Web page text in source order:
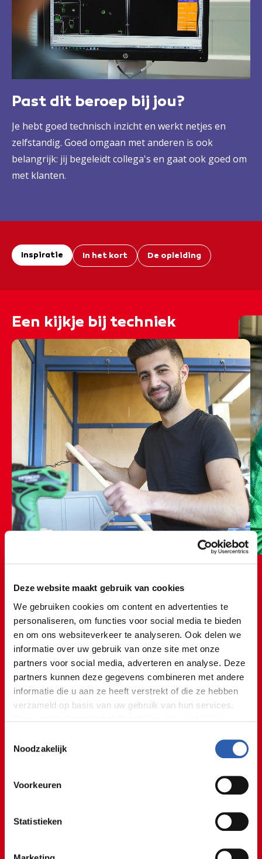
Deze website maakt gebruik van cookies
We gebruiken cookies om content en advertenties te
personaliseren, om functies voor social media te bieden
en om ons websiteverkeer te analyseren. Ook delen we
informatie over uw gebruik van onze site met onze
partners voor social media, adverteren en analyse. Deze
partners kunnen deze gegevens combineren met andere
informatie die u aan ze heeft verstrekt of die ze hebben
verzameld op basis van uw gebruik van hun services.
We werken samen met
die uw gegevens
Noodzakelijk
Voorkeuren
Statistieken
Past dit beroep bij jou?
Je hebt goed technisch inzicht en werkt netjes en
zelfstandig. Goed omgaan met anderen is ook
belangrijk: jij begeleidt collega's en gaat ook goed om
met klanten.
Inspiratie In het kort De opleiding
Een kijkje bij techniek
Tijdens mijn stage heb ik op
veel verschillende afdelingen
meegelopen.
Student Guus
Een kijkje bij stage
𝗱𝗮𝘁 𝘄𝗲 𝗵𝗶𝗲𝗿 𝗯𝗶𝗷 𝗗𝗚𝗦 𝗼𝗽 𝗮𝗹𝗹𝗲 𝗮𝗳𝗱𝗲𝗹𝗶𝗻𝗴𝗲𝗻 𝗺𝗲𝗲
tijdje stage bij DGS. Guus volgt de opleiding
Mechatronica en Thom Allround constructiewerker.
Beiden lopen ze al een tijdje stage bij DGS en werken